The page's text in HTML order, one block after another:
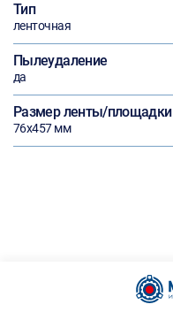
Тип
ленточная
Пылеудаление
да
Размер ленты/площадки
76х457 мм